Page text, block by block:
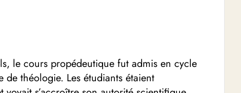
le cours propédeutique fut admis en cycle
théologie. Les étudiants étaient